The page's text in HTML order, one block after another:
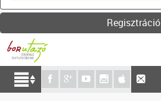
Regisztráció